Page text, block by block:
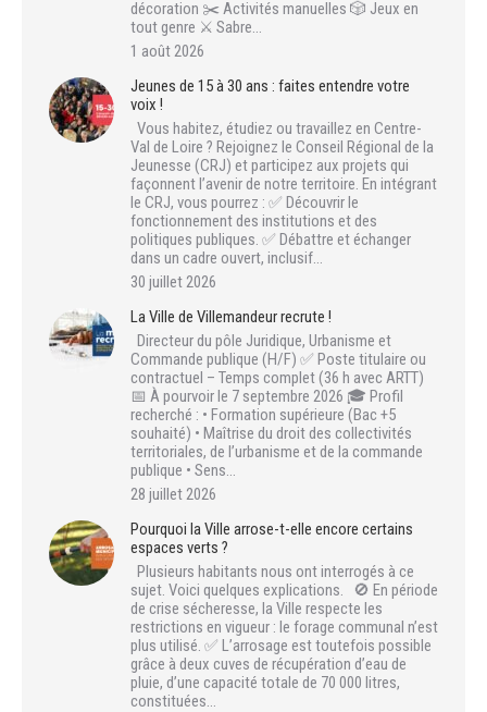
décoration ✂️ Activités manuelles 🎲 Jeux en
tout genre ⚔️ Sabre…
1 août 2026
Jeunes de 15 à 30 ans : faites entendre votre
voix !
Vous habitez, étudiez ou travaillez en Centre-
Val de Loire ? Rejoignez le Conseil Régional de la
Jeunesse (CRJ) et participez aux projets qui
façonnent l’avenir de notre territoire. En intégrant
le CRJ, vous pourrez : ✅ Découvrir le
fonctionnement des institutions et des
politiques publiques. ✅ Débattre et échanger
dans un cadre ouvert, inclusif…
30 juillet 2026
La Ville de Villemandeur recrute !
Directeur du pôle Juridique, Urbanisme et
Commande publique (H/F) ✅ Poste titulaire ou
contractuel – Temps complet (36 h avec ARTT)
📅 À pourvoir le 7 septembre 2026 🎓 Profil
recherché : • Formation supérieure (Bac +5
souhaité) • Maîtrise du droit des collectivités
territoriales, de l’urbanisme et de la commande
publique • Sens…
28 juillet 2026
Pourquoi la Ville arrose-t-elle encore certains
espaces verts ?
Plusieurs habitants nous ont interrogés à ce
sujet. Voici quelques explications. 🚫 En période
de crise sécheresse, la Ville respecte les
restrictions en vigueur : le forage communal n’est
plus utilisé. ✅ L’arrosage est toutefois possible
grâce à deux cuves de récupération d’eau de
pluie, d’une capacité totale de 70 000 litres,
constituées…